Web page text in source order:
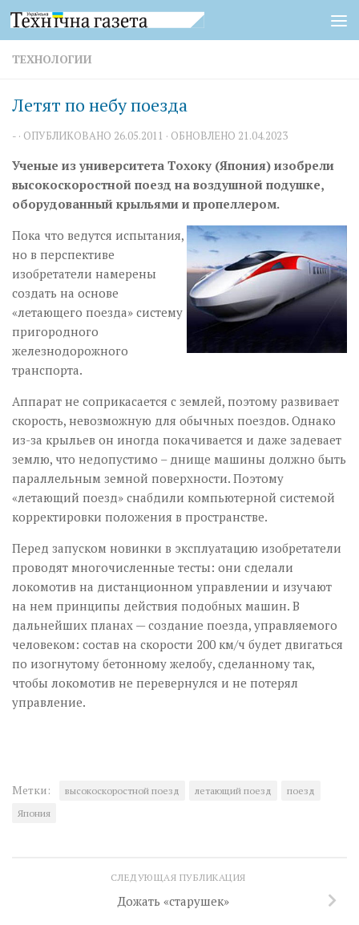
Перейти к содержимому
ТЕХНОЛОГИИ
Летят по небу поезда
- · ОПУБЛИКОВАНО 26.05.2011 · ОБНОВЛЕНО 21.04.2023
Ученые из университета Тохоку (Япония) изобрели
высокоскоростной поезд на воздушной подушке,
оборудованный крыльями и пропеллером.
Пока что ведутся испытания,
но в перспективе
изобретатели намерены
создать на основе
«летающего поезда» систему
пригородного
железнодорожного
транспорта.
Аппарат не соприкасается с землей, поэтому развивает
скорость, невозможную для обычных поездов. Однако
из-за крыльев он иногда покачивается и даже задевает
землю, что недопустимо – днище машины должно быть
параллельным земной поверхности. Поэтому
«летающий поезд» снабдили компьютерной системой
корректировки положения в пространстве.
Перед запуском новинки в эксплуатацию изобретатели
проводят многочисленные тесты: они сделали
локомотив на дистанционном управлении и изучают
на нем принципы действия подобных машин. В
дальнейших планах — создание поезда, управляемого
человеком: состав на скорости 200 км/ч будет двигаться
по изогнутому бетонному желобу, сделанному так,
чтобы локомотив не перевернулся и не потерял
управление.
Метки: высокоскоростной поезд летающий поезд
поезд
Япония
СЛЕДУЮЩАЯ ПУБЛИКАЦИЯ
Дожать «старушек»